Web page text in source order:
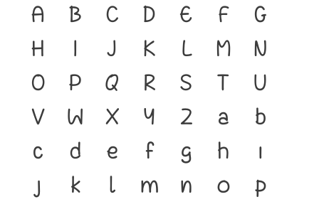
A B C D E F
G
H
I J K L M
N
O
P Q R S T
U
V
W X Y Z a
b
c
d e f g h
i
j
k l m n o
p